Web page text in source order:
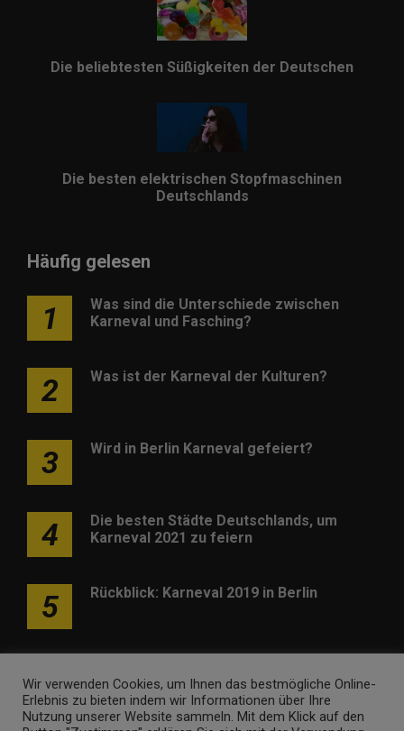
Die beliebtesten Süßigkeiten der Deutschen
Die besten elektrischen Stopfmaschinen
Deutschlands
Häufig gelesen
1
Was sind die Unterschiede zwischen
Karneval und Fasching?
2 Was ist der Karneval der Kulturen?
3 Wird in Berlin Karneval gefeiert?
4
Die besten Städte Deutschlands, um
Karneval 2021 zu feiern
5 Rückblick: Karneval 2019 in Berlin
Wir verwenden Cookies, um Ihnen das bestmögliche Online-
Erlebnis zu bieten indem wir Informationen über Ihre
Nutzung unserer Website sammeln. Mit dem Klick auf den